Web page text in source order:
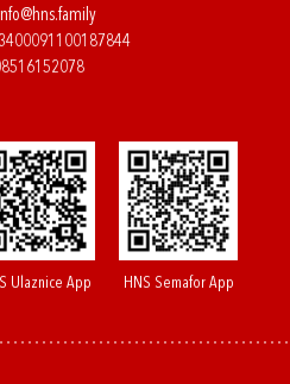
Ulaznice App HNS Semafor App